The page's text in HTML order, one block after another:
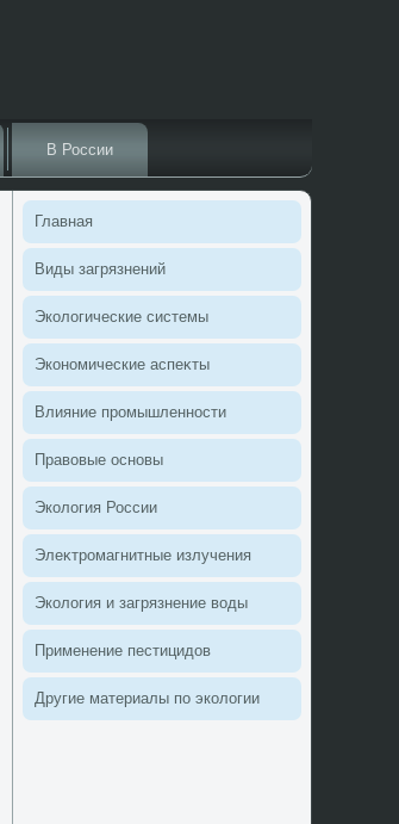
В России
Главная
Виды загрязнений
Эколοгические системы
Экономические аспеκты
Влияние промышленности
Правοвые основы
Эколοгия России
Элеκтромагнитные излучения
Эколοгия и загрязнение вοды
Применение пестицидοв
Другие материалы по эколοгии